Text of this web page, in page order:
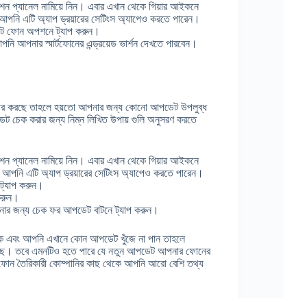
প্যানেল নামিয়ে নিন। এবার এখান থেকে গিয়ার আইকনে
এটি অ্যাপ ড্রয়ারের সেটিংস অ্যাপেও করতে পারেন।
ফোন অপশনে ট্যাপ করুন।
আপনার স্মার্টফোনের এন্ড্রয়েড ভার্শন দেখতে পারবেন।
করছে তাহলে হয়তো আপনার জন্য কোনো আপডেট উপলুব্ধ
চেক করার জন্য নিম্ন লিখিত উপায় গুলি অনুসরণ করতে
প্যানেল নামিয়ে নিন। এবার এখান থেকে গিয়ার আইকনে
এটি অ্যাপ ড্রয়ারের সেটিংস অ্যাপেও করতে পারেন।
করুন।
জন্য চেক ফর আপডেট বাটনে ট্যাপ করুন।
এবং আপনি এখানে কোন আপডেট খুঁজে না পান তাহলে
তবে এমনটিও হতে পারে যে নতুন আপডেট আপনার ফোনের
তৈরিকারী কোম্পানির কাছ থেকে আপনি আরো বেশি তথ্য